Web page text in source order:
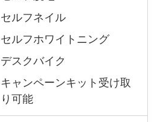
セルフネイル
セルフホワイトニング
デスクバイク
キャンペーンキット受け取
り可能